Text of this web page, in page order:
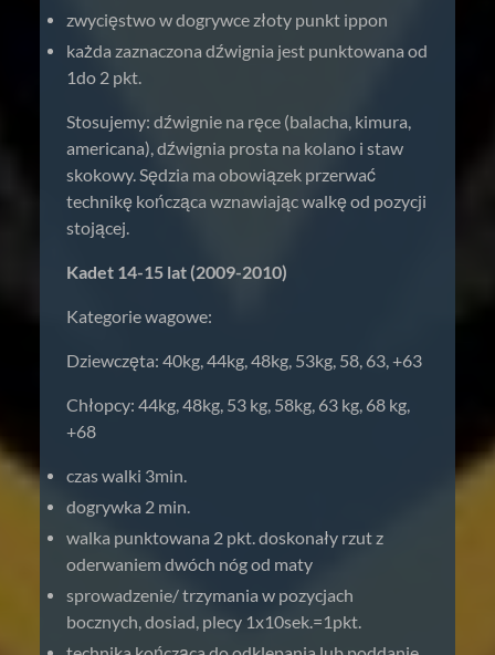
zwycięstwo w dogrywce złoty punkt ippon
każda zaznaczona dźwignia jest punktowana od
1do 2 pkt.
Stosujemy: dźwignie na ręce (balacha, kimura,
americana), dźwignia prosta na kolano i staw
skokowy. Sędzia ma obowiązek przerwać
technikę kończąca wznawiając walkę od pozycji
stojącej.
Kadet 14-15 lat (2009-2010)
Kategorie wagowe:
Dziewczęta: 40kg, 44kg, 48kg, 53kg, 58, 63, +63
Chłopcy: 44kg, 48kg, 53 kg, 58kg, 63 kg, 68 kg,
+68
czas walki 3min.
dogrywka 2 min.
walka punktowana 2 pkt. doskonały rzut z
oderwaniem dwóch nóg od maty
sprowadzenie/ trzymania w pozycjach
bocznych, dosiad, plecy 1x10sek.=1pkt.